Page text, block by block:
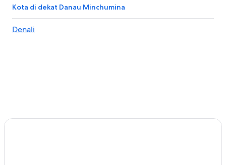
Kota di dekat Danau Minchumina
Denali